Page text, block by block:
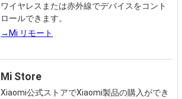
ワイヤレスまたは赤外線でデバイスをコント
ロールできます。
→Mi リモート
Mi Store
Xiaomi公式ストアでXiaomi製品の購入ができ